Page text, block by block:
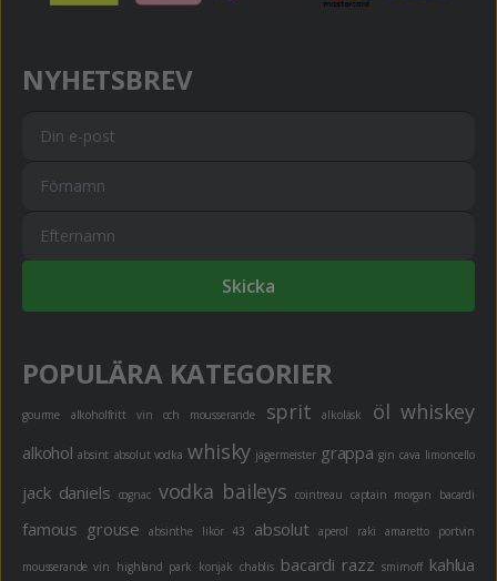
NYHETSBREV
Skicka
POPULÄRA KATEGORIER
gourme alkoholfritt vin och mousserande sprit alkoläsk öl whiskey
alkohol absint absolut vodka whisky jägermeister grappa gin cava limoncello
jack daniels cognac vodka baileys cointreau captain morgan bacardi
famous grouse absinthe likör 43 absolut aperol raki amaretto portvin
mousserande vin highland park konjak chablis bacardi razz smirnoff kahlua